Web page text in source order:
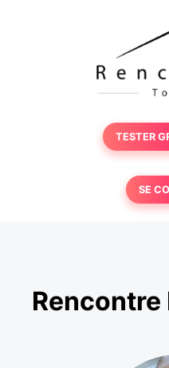
TESTER
SE